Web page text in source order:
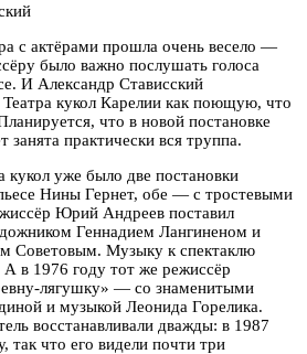
с актёрами прошла очень весело —
было важно послушать голоса
И Александр Стависский
Театра кукол Карелии как поющую, что
что в новой постановке
занята практически вся труппа.
кукол уже было две постановки
Нины Гернет, обе — с тростевыми
Юрий Андреев поставил
Геннадием Лангиненом и
Советовым. Музыку к спектаклю
А в 1976 году тот же режиссёр
лягушку» — со знаменитыми
и музыкой Леонида Горелика.
восстанавливали дважды: в 1987
так что его видели почти три